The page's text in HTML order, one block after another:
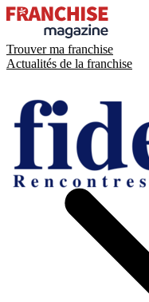
Trouver ma franchise
Actualités de la franchise